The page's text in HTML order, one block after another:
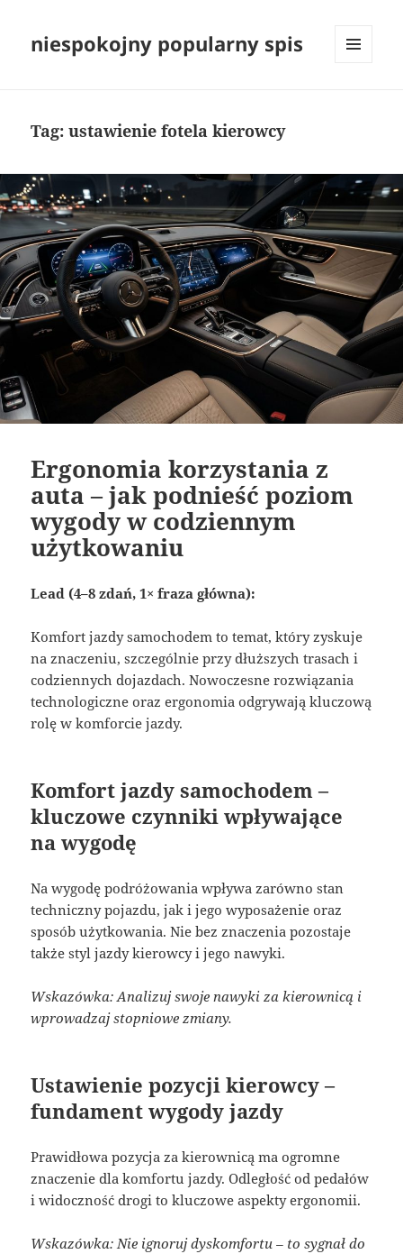
niespokojny popularny spis
Tag:ustawienie fotela kierowcy
Ergonomia korzystania z
auta – jak podnieść poziom
wygody w codziennym
użytkowaniu
Lead (4–8 zdań, 1× fraza główna):
Komfort jazdy samochodem to temat, który zyskuje
na znaczeniu, szczególnie przy dłuższych trasach i
codziennych dojazdach. Nowoczesne rozwiązania
technologiczne oraz ergonomia odgrywają kluczową
rolę w komforcie jazdy.
Komfort jazdy samochodem –
kluczowe czynniki wpływające
na wygodę
Na wygodę podróżowania wpływa zarówno stan
techniczny pojazdu, jak i jego wyposażenie oraz
sposób użytkowania. Nie bez znaczenia pozostaje
także styl jazdy kierowcy i jego nawyki.
Wskazówka: Analizuj swoje nawyki za kierownicą i
wprowadzaj stopniowe zmiany.
Ustawienie pozycji kierowcy –
fundament wygody jazdy
Prawidłowa pozycja za kierownicą ma ogromne
znaczenie dla komfortu jazdy. Odległość od pedałów
i widoczność drogi to kluczowe aspekty ergonomii.
Wskazówka: Nie ignoruj dyskomfortu – to sygnał do